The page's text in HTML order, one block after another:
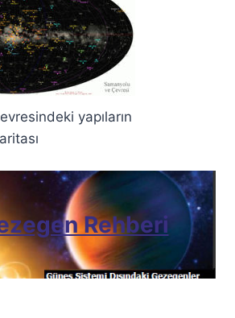
yapıların
Rehberi